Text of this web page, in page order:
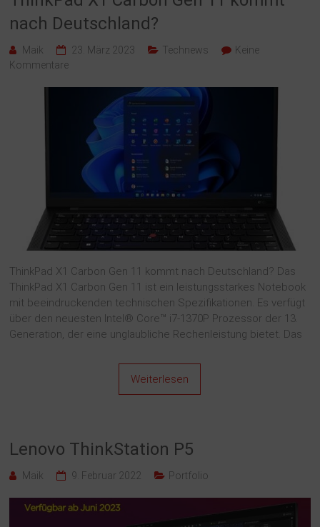
nach Deutschland?
Maik 23. März 2023 Technews
Keine
Kommentare
ThinkPad X1 Carbon Gen 11 kommt nach Deutschland? Das
ThinkPad X1 Carbon Gen 11 ist ein leistungsstarkes Notebook
mit beeindruckenden technischen Spezifikationen. Es verfügt
über den neuesten Intel® Core™ i7-1370P Prozessor der 13.
Generation, der eine unglaubliche Rechenleistung bietet. Das
Weiterlesen
Lenovo ThinkStation P5
Maik 9. Februar 2022 Portfolio